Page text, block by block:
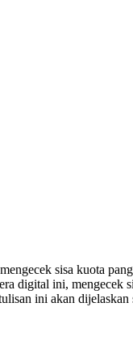
sisa kuota
digital ini, mengecek
ini akan dijelaskan